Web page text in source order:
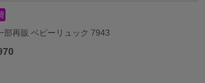
部再販 ベビーリュック 7943